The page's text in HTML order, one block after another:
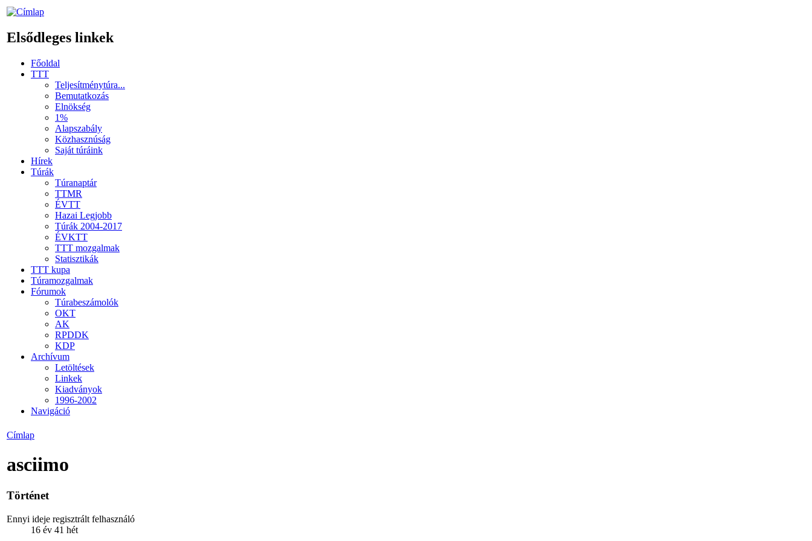
Elsődleges linkek
Főoldal
TTT
Teljesítménytúra...
Bemutatkozás
Elnökség
1%
Alapszabály
Közhasznúság
Saját túráink
Hírek
Túrák
Túranaptár
TTMR
ÉVTT
Hazai Legjobb
Túrák 2004-2017
ÉVKTT
TTT mozgalmak
Statisztikák
TTT kupa
Túramozgalmak
Fórumok
Túrabeszámolók
OKT
AK
RPDDK
KDP
Archívum
Letöltések
Linkek
Kiadványok
1996-2002
Navigáció
Címlap
asciimo
Történet
Ennyi ideje regisztrált felhasználó
16 év 41 hét